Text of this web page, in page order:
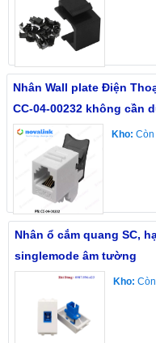
Nhân Wall plate Điện
CC-04-00232 không cần
Kho:
Nhân ổ cắm quang SC,
singlemode âm tường
Kho: